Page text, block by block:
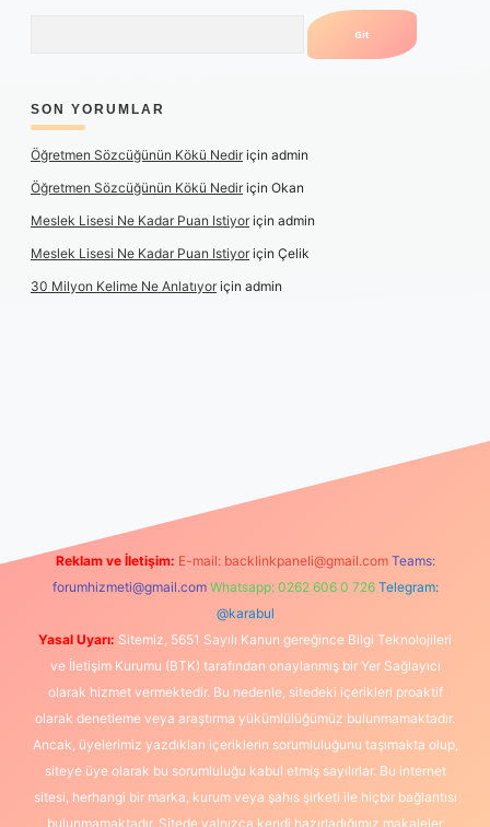
SON YORUMLAR
Öğretmen Sözcüğünün Kökü Nediriçin admin
Öğretmen Sözcüğünün Kökü Nediriçin Okan
Meslek Lisesi Ne Kadar Puan Istiyoriçin admin
Meslek Lisesi Ne Kadar Puan Istiyoriçin Çelik
30 Milyon Kelime Ne Anlatıyoriçin admin
Reklam ve İletişim: E-mail: backlinkpaneli@gmail.com Teams:
forumhizmeti@gmail.com Whatsapp: 0262 606 0 726 Telegram:
@karabul
Yasal Uyarı: Sitemiz, 5651 Sayılı Kanun gereğince Bilgi Teknolojileri
ve İletişim Kurumu (BTK) tarafından onaylanmış bir Yer Sağlayıcı
olarak hizmet vermektedir. Bu nedenle, sitedeki içerikleri proaktif
olarak denetleme veya araştırma yükümlülüğümüz bulunmamaktadır.
Ancak, üyelerimiz yazdıkları içeriklerin sorumluluğunu taşımakta olup,
siteye üye olarak bu sorumluluğu kabul etmiş sayılırlar. Bu internet
sitesi, herhangi bir marka, kurum veya şahıs şirketi ile hiçbir bağlantısı
bulunmamaktadır. Sitede yalnızca kendi hazırladığımız makaleler